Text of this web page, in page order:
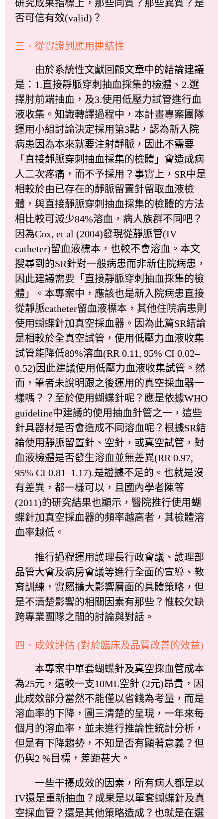
研究成果指標上，那些同質？那些異質？是
否可信有效(valid)？
三、從實證到應用連結性
由於系統性文獻回顧文章中的結論建議
是：1.直接靜脈穿刺抽血採集的檢體、2.選
擇肘前端抽血，及3.使用低壓力試管進行血
液收集。知識轉譯過程中，本計畫專案團隊
運用小組討論決定採用第3點，認為新入院
病患因為本來就要注射靜脈，因此不需要
「直接靜脈穿刺抽血採集的檢體」會造成病
人二次疼痛，而不予採用？事實上，SR中是
相較於由已存在的靜脈留置針留取血液檢
體，與直接靜脈穿刺抽血採集的檢體的方法
相比較可減少84%溶血，病人族群不同吧？
因為Cox, et al (2004)發現從靜脈管(IV
catheter)留血液標本，也較不會溶血。本文
搜尋到的SR針對一般病患而非新住院病患，
因此建議需要「直接靜脈穿刺抽血採集的檢
體」。本專案中，應該也是新入院病患直接
從靜脈catheter留血液標本，其他住院病患則
使用蝴蝶針加真空採血器。因為此篇SR結論
是相較於全真空試管，使用低壓力血液收集
試管能降低89%溶血(RR 0.11, 95% CI 0.02–
0.52)因此建議使用低壓力血液收集試管。然
而，筆者未說明跟之後運用的真空採血器一
樣嗎？？至於使用蝴蝶針呢？應是依據WHO
guideline中建議的使用抽血針管之一，這些
針具器材是否會造成不同溶血呢？根據SR結
論使用靜脈留置針、空針，或真空試管，對
血液檢體是否發生溶血並無差異(RR 0.97,
95% CI 0.81–1.17).是證據不足的。也就是沒
有差異，都一樣可以，且國內學者陳等
(2011)的研究結果也顯示，醫院推行使用蝴
蝶針加真空採血器的頻率越高者，其檢體溶
血率越低。
推行過程運用護理長行政會議、護理部
品管大會及病房會議等進行全面的宣導、教
育訓練，實屬擴大影響層面的具體策略，但
是不清楚影響的相關因素有那些？惟較欠缺
跨專業團隊之間的討論與對話。
四、成效評估 (對於臨床及品質改善的效益)
本專案中單套蝴蝶針及真空採血管成本
為25元，遠較一支10ML空針 (2元)昂貴，因
此成效部分當然不能僅以省錢為考量，而是
溶血率的下降，圖三清楚的呈現，一年來每
個月的溶血率，並未進行推論性統計分析，
但是有下降趨勢，不知是否有顯著意義？但
仍與2 %目標，差距甚大。
一些干擾成效的因素，所有病人都是以
IV還是重新抽血？成果是以單套蝴蝶針及真
空採血管？還是其他策略造成？也就是在選